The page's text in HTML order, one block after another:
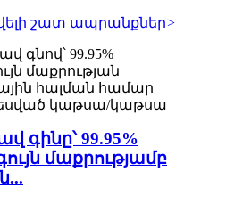
շատ ապրանքներ>
գինը՝ 99.95%
մաքրությամբ